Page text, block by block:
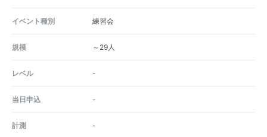
イベント種別 練習会
規模 ～29人
レベル -
当日申込 -
計測 -